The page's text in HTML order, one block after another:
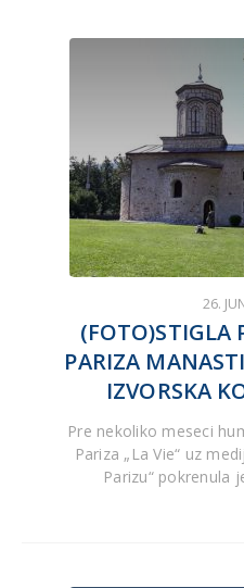
26.
(FOTO)STIGLA
PARIZA
IZVORSKA
Pre nekoliko meseci
Pariza „La Vie“ uz
Parizu“ pokrenula